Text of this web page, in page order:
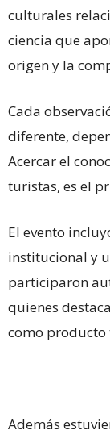
culturales
ciencia que
origen y la
Cada
diferente,
Acercar el
turistas, es el
El evento
institucional y
participaron
quienes
como producto
Además